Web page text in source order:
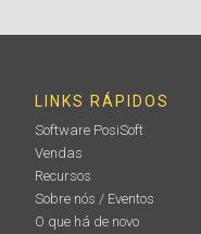
LINKS RÁPIDOS
Software PosiSoft
Vendas
Recursos
Sobre nós / Eventos
O que há de novo